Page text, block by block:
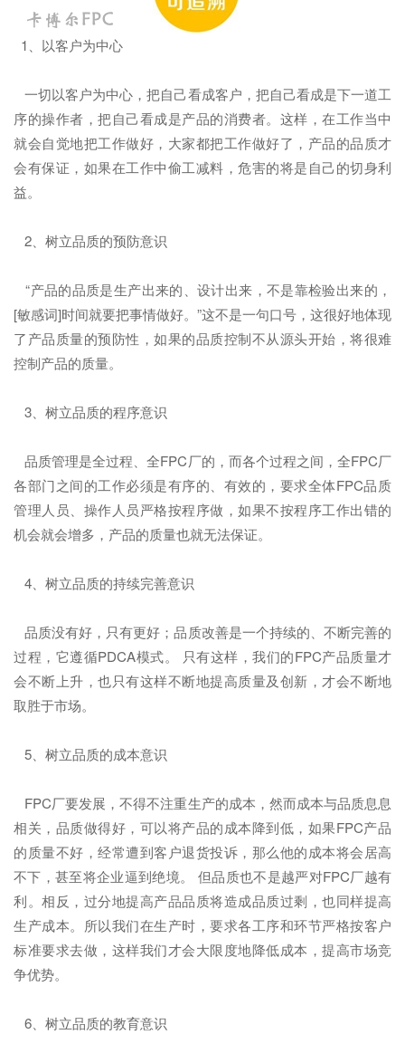
1、以客户为中心
一切以客户为中心，把自己看成客户，把自己看成是下一道工
序的操作者，把自己看成是产品的消费者。这样，在工作当中
就会自觉地把工作做好，大家都把工作做好了，产品的品质才
会有保证，如果在工作中偷工减料，危害的将是自己的切身利
益。
2、树立品质的预防意识
“产品的品质是生产出来的、设计出来，不是靠检验出来的，
[敏感词]时间就要把事情做好。”这不是一句口号，这很好地体现
了产品质量的预防性，如果的品质控制不从源头开始，将很难
控制产品的质量。
3、树立品质的程序意识
品质管理是全过程、全FPC厂的，而各个过程之间，全FPC厂
各部门之间的工作必须是有序的、有效的，要求全体FPC品质
管理人员、操作人员严格按程序做，如果不按程序工作出错的
机会就会增多，产品的质量也就无法保证。
4、树立品质的持续完善意识
品质没有好，只有更好；品质改善是一个持续的、不断完善的
过程，它遵循PDCA模式。 只有这样，我们的FPC产品质量才
会不断上升，也只有这样不断地提高质量及创新，才会不断地
取胜于市场。
5、树立品质的成本意识
FPC厂要发展，不得不注重生产的成本，然而成本与品质息息
相关，品质做得好，可以将产品的成本降到低，如果FPC产品
的质量不好，经常遭到客户退货投诉，那么他的成本将会居高
不下，甚至将企业逼到绝境。 但品质也不是越严对FPC厂越有
利。相反，过分地提高产品品质将造成品质过剩，也同样提高
生产成本。所以我们在生产时，要求各工序和环节严格按客户
标准要求去做，这样我们才会大限度地降低成本，提高市场竞
争优势。
6、树立品质的教育意识